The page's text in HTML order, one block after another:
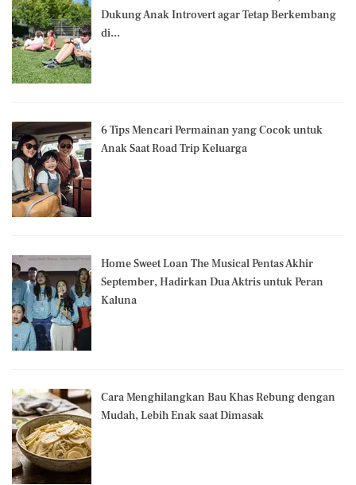
Dukung Anak Introvert agar Tetap Berkembang
di...
6 Tips Mencari Permainan yang Cocok untuk
Anak Saat Road Trip Keluarga
Home Sweet Loan The Musical Pentas Akhir
September, Hadirkan Dua Aktris untuk Peran
Kaluna
Cara Menghilangkan Bau Khas Rebung dengan
Mudah, Lebih Enak saat Dimasak